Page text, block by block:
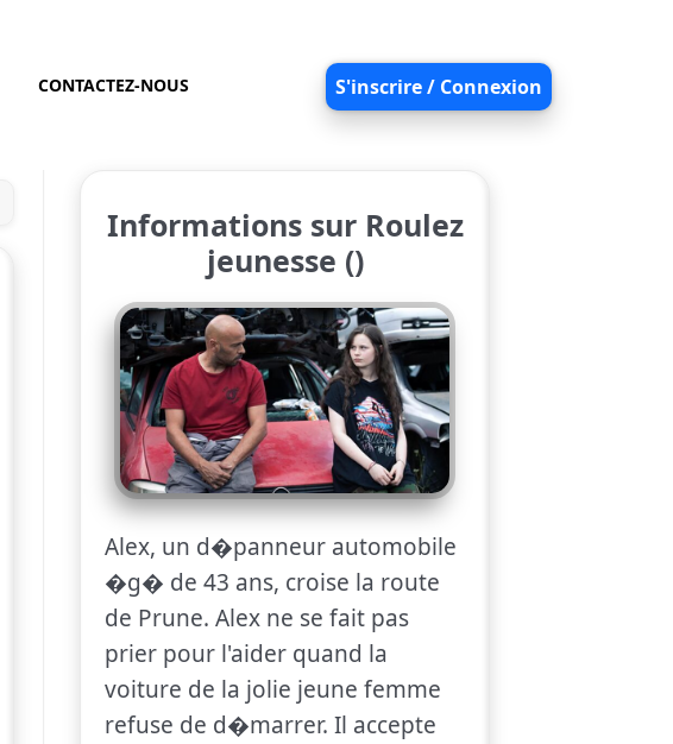
CONTACTEZ-NOUS S'inscrire / Connexion
Informations sur Roulez
jeunesse ()
Alex, un d�panneur automobile
�g� de 43 ans, croise la route
de Prune. Alex ne se fait pas
prier pour l'aider quand la
voiture de la jolie jeune femme
refuse de d�marrer. Il accepte